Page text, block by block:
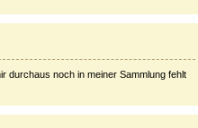
durchaus noch in meiner Sammlung fehlt